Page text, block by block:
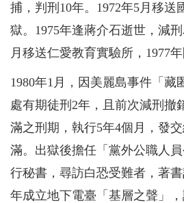
捕，判刑10年。1972年5月移送
獄。1975年逢蔣介石逝世，減
月移送仁愛教育實驗所，1977年
1980年1月，因美麗島事件「藏
處有期徒刑2年，且前次減刑撤
滿之刑期，執行5年4個月，發
滿。出獄後擔任「黨外公職人
行秘書，尋訪白恐受難者，著
年成立地下電臺「基層之聲」